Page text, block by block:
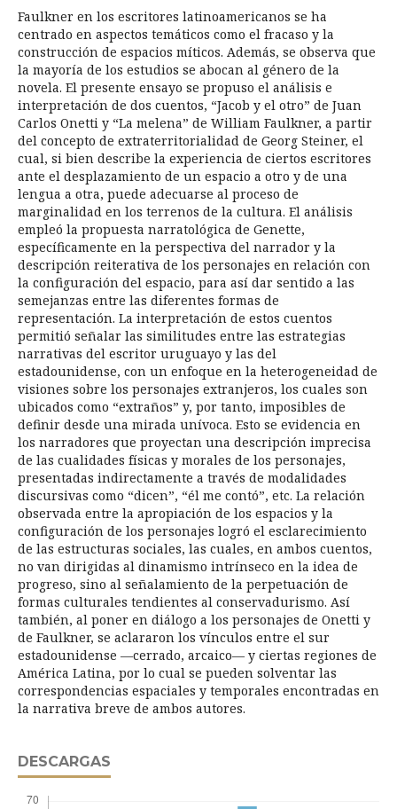
Faulkner en los escritores latinoamericanos se ha
centrado en aspectos temáticos como el fracaso y la
construcción de espacios míticos. Además, se observa que
la mayoría de los estudios se abocan al género de la
novela. El presente ensayo se propuso el análisis e
interpretación de dos cuentos, “Jacob y el otro” de Juan
Carlos Onetti y “La melena” de William Faulkner, a partir
del concepto de extraterritorialidad de Georg Steiner, el
cual, si bien describe la experiencia de ciertos escritores
ante el desplazamiento de un espacio a otro y de una
lengua a otra, puede adecuarse al proceso de
marginalidad en los terrenos de la cultura. El análisis
empleó la propuesta narratológica de Genette,
específicamente en la perspectiva del narrador y la
descripción reiterativa de los personajes en relación con
la configuración del espacio, para así dar sentido a las
semejanzas entre las diferentes formas de
representación. La interpretación de estos cuentos
permitió señalar las similitudes entre las estrategias
narrativas del escritor uruguayo y las del
estadounidense, con un enfoque en la heterogeneidad de
visiones sobre los personajes extranjeros, los cuales son
ubicados como “extraños” y, por tanto, imposibles de
definir desde una mirada unívoca. Esto se evidencia en
los narradores que proyectan una descripción imprecisa
de las cualidades físicas y morales de los personajes,
presentadas indirectamente a través de modalidades
discursivas como “dicen”, “él me contó”, etc. La relación
observada entre la apropiación de los espacios y la
configuración de los personajes logró el esclarecimiento
de las estructuras sociales, las cuales, en ambos cuentos,
no van dirigidas al dinamismo intrínseco en la idea de
progreso, sino al señalamiento de la perpetuación de
formas culturales tendientes al conservadurismo. Así
también, al poner en diálogo a los personajes de Onetti y
de Faulkner, se aclararon los vínculos entre el sur
estadounidense —cerrado, arcaico— y ciertas regiones de
América Latina, por lo cual se pueden solventar las
correspondencias espaciales y temporales encontradas en
la narrativa breve de ambos autores.
DESCARGAS